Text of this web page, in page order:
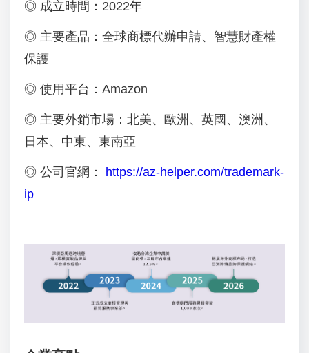
◎ 成立時間：2022年
◎ 主要產品：全球商標代辦申請、智慧財產權
保護
◎ 使用平台：Amazon
◎ 主要外銷市場：北美、歐洲、英國、澳洲、
日本、中東、東南亞
◎ 公司官網： https://az-helper.com/trademark-
ip